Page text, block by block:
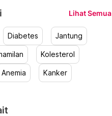
Lihat Semua
Diabetes Jantung
Kolesterol
Anemia Kanker